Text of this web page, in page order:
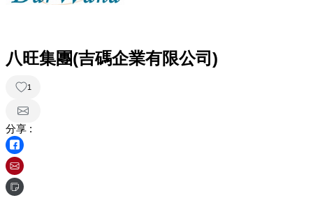
八旺集團(吉碼企業有限公司)
1
分享 :